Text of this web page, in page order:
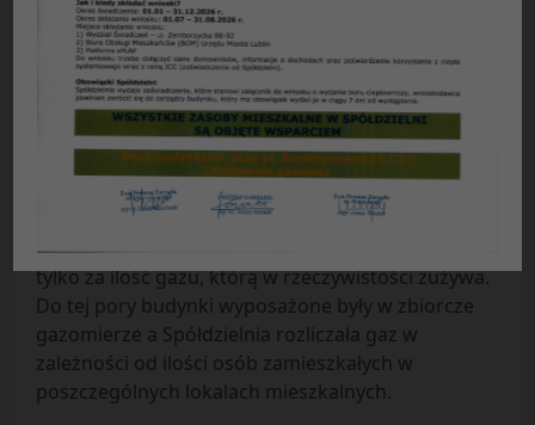
STAN TECHNICZNY INSTALACJI GAZOWEJ TO
NASZA WSPÓLNA ODPOWIEDZIALNOŚĆ
WYMIANA INSTALACJI GAZOWEJ W OS. ŁĘGI
Na terenie osiedla,,ŁĘGI” w ubiegłym roku
wymieniono instalację gazową w kolejnych trzech
budynkach. W sumie nową instalacją gaz płynie w
292 mieszkaniach. W budynkach tych każde
mieszkanie ma swój licznik gazowy i ponosi koszty
tylko za ilość gazu, którą w rzeczywistości zużywa.
Do tej pory budynki wyposażone były w zbiorcze
gazomierze a Spółdzielnia rozliczała gaz w
zależności od ilości osób zamieszkałych w
poszczególnych lokalach mieszkalnych.